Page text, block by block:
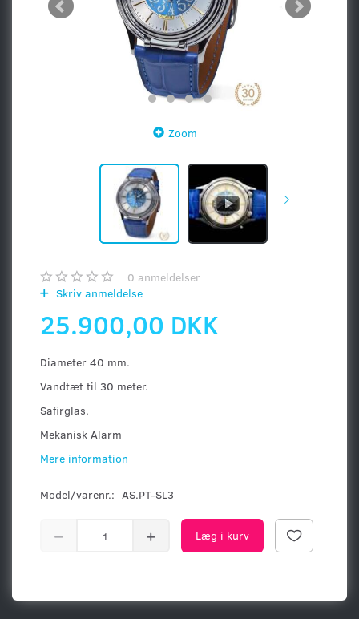
Zoom
0 anmeldelser
Skriv anmeldelse
25.900,00 DKK
Diameter 40 mm.
Vandtæt til 30 meter.
Safirglas.
Mekanisk Alarm
Mere information
Model/varenr.: AS.PT-SL3
Læg i kurv